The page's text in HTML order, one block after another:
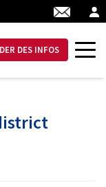
DES INFOS